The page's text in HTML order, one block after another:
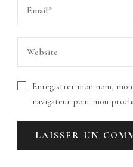
Enregistrer mon nom,
navigateur pour mon